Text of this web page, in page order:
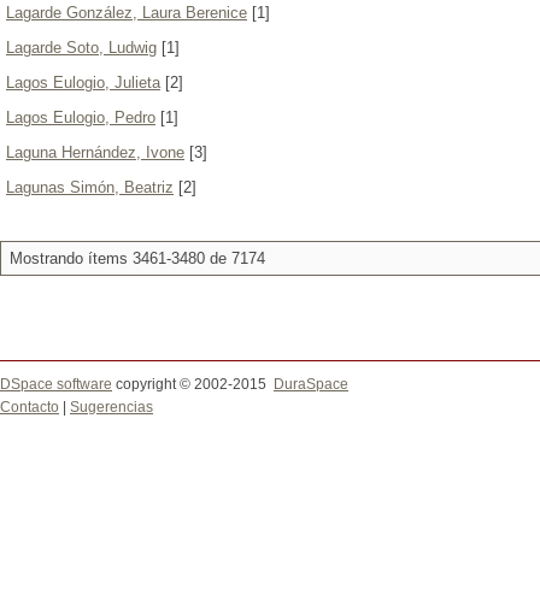
Lagarde González, Laura Berenice [1]
Lagarde Soto, Ludwig [1]
Lagos Eulogio, Julieta[2]
Lagos Eulogio, Pedro [1]
Laguna Hernández, Ivone [3]
Lagunas Simón, Beatriz [2]
Mostrando ítems 3461-3480 de 7174
DSpace software copyright © 2002-2015
DuraSpace
Contacto
Sugerencias